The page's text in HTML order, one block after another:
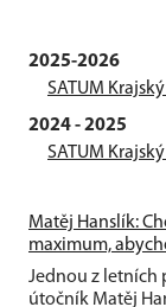
2025-2026
SATUM
2024 - 2025
SATUM
Matěj Hanslík:
maximum,
Jednou z letních
útočník Matěj